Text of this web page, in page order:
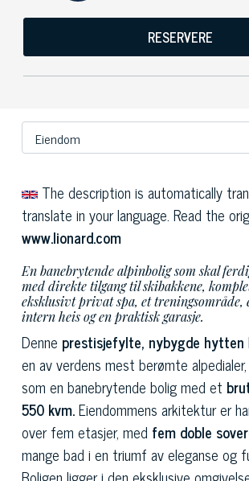
RESERVERE
The description is automatically
translate in your language. Read the
www.lionard.com
En banebrytende alpinbolig som skal
med direkte tilgang til skibakkene,
eksklusivt privat spa, et treningsområde,
intern heis og en praktisk garasje.
Denne prestisjefylte, nybygde hytten
en av verdens mest berømte
som en banebrytende bolig med et
550 kvm.Eiendommens arkitektur er
over fem etasjer, med fem doble
mange bad i en triumf av eleganse og